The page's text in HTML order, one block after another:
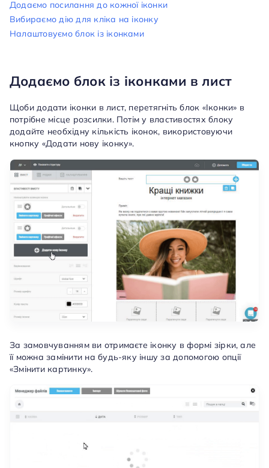
Додаємо посилання до кожної іконки
Вибираємо дію для кліка на іконку
Налаштовуємо блок із іконками
Додаємо блок із іконками в лист
Щоби додати іконки в лист, перетягніть блок «Іконки» в
потрібне місце розсилки. Потім у властивостях блоку
додайте необхідну кількість іконок, використовуючи
кнопку «Додати нову іконку».
За замовчуванням ви отримаєте іконку в формі зірки, але
її можна замінити на будь-яку іншу за допомогою опції
«Змінити картинку».